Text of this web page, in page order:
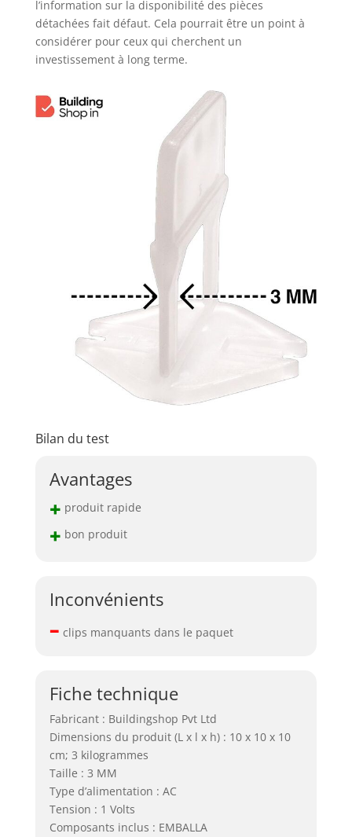
l’information sur la disponibilité des pièces
détachées fait défaut. Cela pourrait être un point à
considérer pour ceux qui cherchent un
investissement à long terme.
Bilan du test
Avantages
+ produit rapide
+ bon produit
Inconvénients
– clips manquants dans le paquet
Fiche technique
Fabricant : Buildingshop Pvt Ltd
Dimensions du produit (L x l x h) : 10 x 10 x 10
cm; 3 kilogrammes
Taille : 3 MM
Type d’alimentation : AC
Tension : 1 Volts
Composants inclus : EMBALLA